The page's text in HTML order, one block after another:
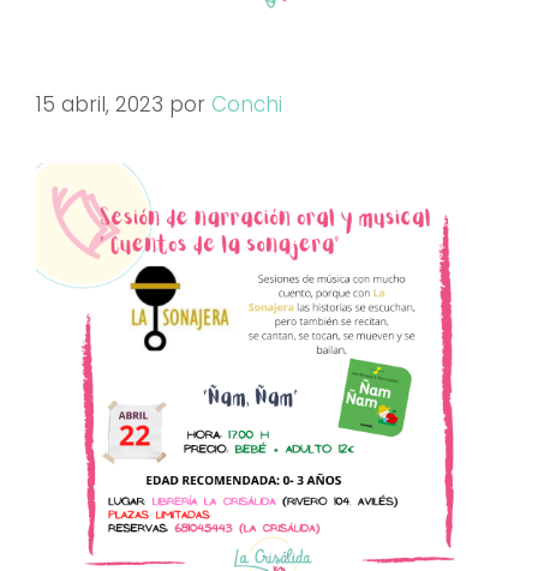
15 abril, 2023 por Conchi